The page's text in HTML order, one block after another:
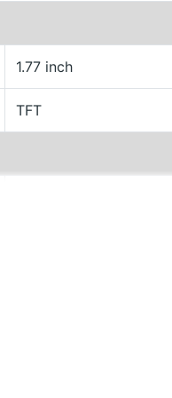
軍人族群能有更多元
軌零時差；還可與其
及威寶等多家電信門
緊急按鈕求救功能，
得所需的協助。
機狀態下仍可開啟該項
1.77 inch
TFT